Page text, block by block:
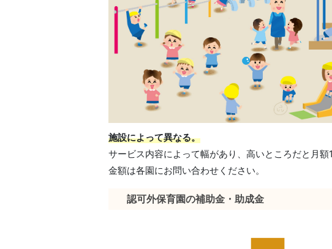
施設によって異なる。
サービス内容によって幅があり、高いところだと月額
金額は各園にお問い合わせください。
認可外保育園の補助金・助成金